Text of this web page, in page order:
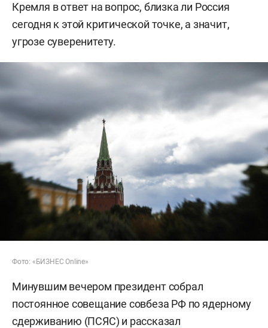
Кремля в ответ на вопрос, близка ли Россия
сегодня к этой критической точке, а значит,
угрозе суверенитету.
Фото: «БИЗНЕС Online»
Минувшим вечером президент собрал
постоянное совещание совбеза РФ по ядерному
сдерживанию (ПСЯС) и рассказал